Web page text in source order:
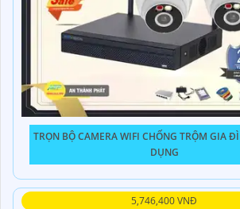
TRỌN BỘ CAMERA WIFI CHỐNG TRỘM GIA
DỤNG
5,746,400 VNĐ